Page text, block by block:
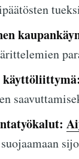
käyttöliittymä: